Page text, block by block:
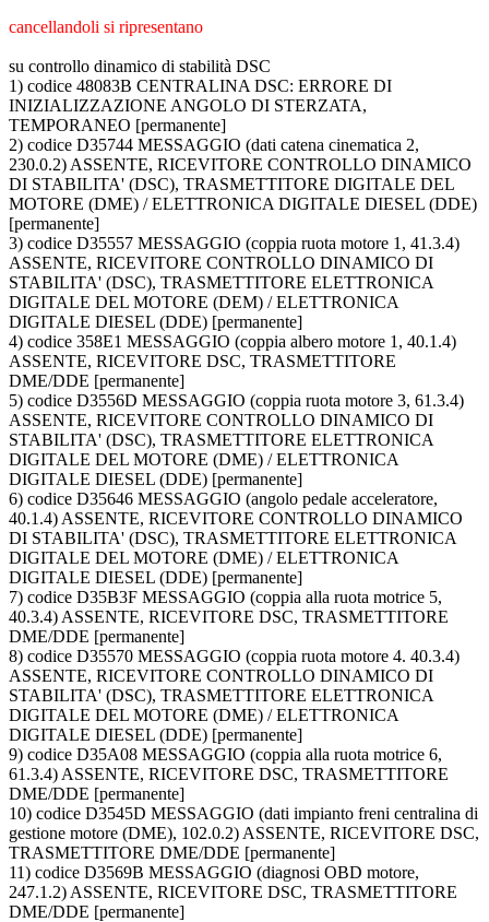
cancellandoli si ripresentano
su controllo dinamico di stabilità DSC
1) codice 48083B CENTRALINA DSC: ERRORE DI
INIZIALIZZAZIONE ANGOLO DI STERZATA,
TEMPORANEO [permanente]
2) codice D35744 MESSAGGIO (dati catena cinematica 2,
230.0.2) ASSENTE, RICEVITORE CONTROLLO DINAMICO
DI STABILITA' (DSC), TRASMETTITORE DIGITALE DEL
MOTORE (DME) / ELETTRONICA DIGITALE DIESEL (DDE)
[permanente]
3) codice D35557 MESSAGGIO (coppia ruota motore 1, 41.3.4)
ASSENTE, RICEVITORE CONTROLLO DINAMICO DI
STABILITA' (DSC), TRASMETTITORE ELETTRONICA
DIGITALE DEL MOTORE (DEM) / ELETTRONICA
DIGITALE DIESEL (DDE) [permanente]
4) codice 358E1 MESSAGGIO (coppia albero motore 1, 40.1.4)
ASSENTE, RICEVITORE DSC, TRASMETTITORE
DME/DDE [permanente]
5) codice D3556D MESSAGGIO (coppia ruota motore 3, 61.3.4)
ASSENTE, RICEVITORE CONTROLLO DINAMICO DI
STABILITA' (DSC), TRASMETTITORE ELETTRONICA
DIGITALE DEL MOTORE (DME) / ELETTRONICA
DIGITALE DIESEL (DDE) [permanente]
6) codice D35646 MESSAGGIO (angolo pedale acceleratore,
40.1.4) ASSENTE, RICEVITORE CONTROLLO DINAMICO
DI STABILITA' (DSC), TRASMETTITORE ELETTRONICA
DIGITALE DEL MOTORE (DME) / ELETTRONICA
DIGITALE DIESEL (DDE) [permanente]
7) codice D35B3F MESSAGGIO (coppia alla ruota motrice 5,
40.3.4) ASSENTE, RICEVITORE DSC, TRASMETTITORE
DME/DDE [permanente]
8) codice D35570 MESSAGGIO (coppia ruota motore 4. 40.3.4)
ASSENTE, RICEVITORE CONTROLLO DINAMICO DI
STABILITA' (DSC), TRASMETTITORE ELETTRONICA
DIGITALE DEL MOTORE (DME) / ELETTRONICA
DIGITALE DIESEL (DDE) [permanente]
9) codice D35A08 MESSAGGIO (coppia alla ruota motrice 6,
61.3.4) ASSENTE, RICEVITORE DSC, TRASMETTITORE
DME/DDE [permanente]
10) codice D3545D MESSAGGIO (dati impianto freni centralina di
gestione motore (DME), 102.0.2) ASSENTE, RICEVITORE DSC,
TRASMETTITORE DME/DDE [permanente]
11) codice D3569B MESSAGGIO (diagnosi OBD motore,
247.1.2) ASSENTE, RICEVITORE DSC, TRASMETTITORE
DME/DDE [permanente]